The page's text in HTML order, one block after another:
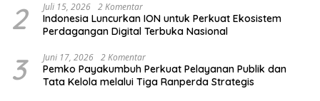
2 Juli 15, 2026 2 Komentar
Indonesia Luncurkan ION untuk Perkuat Ekosistem
Perdagangan Digital Terbuka Nasional
3 Juni 17, 2026 2 Komentar
Pemko Payakumbuh Perkuat Pelayanan Publik dan
Tata Kelola melalui Tiga Ranperda Strategis